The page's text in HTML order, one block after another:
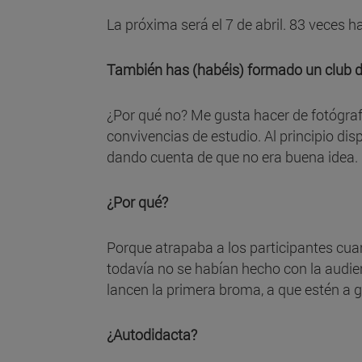
La próxima será el 7 de abril. 83 veces
También has (habéis) formado un club
¿Por qué no? Me gusta hacer de
convivencias de estudio. Al principio
dando cuenta de que no era buena idea.
¿Por qué?
Porque atrapaba a los participantes
todavía no se habían hecho con la
lancen la primera broma, a que estén a
¿Autodidacta?